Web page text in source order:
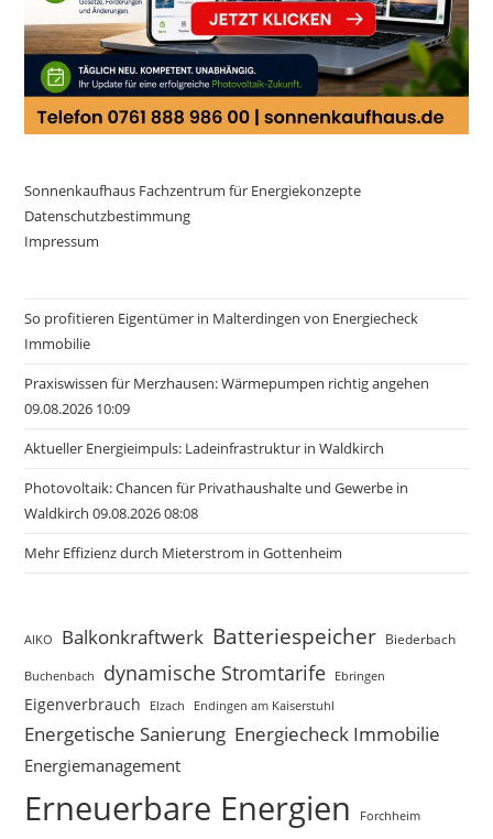
Sonnenkaufhaus Fachzentrum für Energiekonzepte
Datenschutzbestimmung
Impressum
So profitieren Eigentümer in Malterdingen von Energiecheck
Immobilie
Praxiswissen für Merzhausen: Wärmepumpen richtig angehen
09.08.2026 10:09
Aktueller Energieimpuls: Ladeinfrastruktur in Waldkirch
Photovoltaik: Chancen für Privathaushalte und Gewerbe in
Waldkirch 09.08.2026 08:08
Mehr Effizienz durch Mieterstrom in Gottenheim
AIKO Balkonkraftwerk Batteriespeicher Biederbach
Buchenbach dynamische Stromtarife Ebringen
Eigenverbrauch Elzach Endingen am Kaiserstuhl
Energetische Sanierung Energiecheck Immobilie
Energiemanagement
Erneuerbare Energien Forchheim